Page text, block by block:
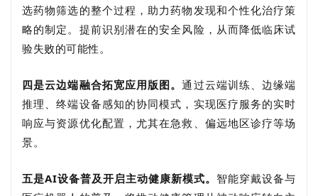
选药物筛选的整个过程，助力药物发现和个性化治疗策
略的制定。提前识别潜在的安全风险，从而降低临床试
验失败的可能性。
四是云边端融合拓宽应用版图。通过云端训练、边缘端
推理、终端设备感知的协同模式，实现医疗服务的实时
响应与资源优化配置，尤其在急救、偏远地区诊疗等场
景。
五是AI设备普及开启主动健康新模式。 智能穿戴设备与